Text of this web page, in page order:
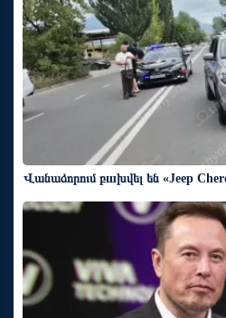
Վանաձորում բшխվել են «Jeep